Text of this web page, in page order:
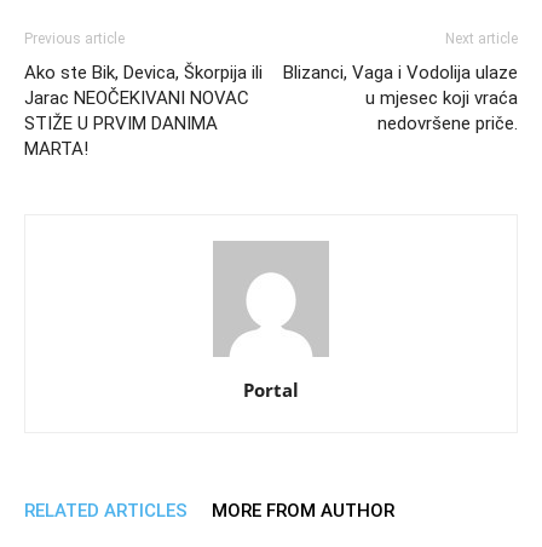
Previous article
Ako ste Bik, Devica, Škorpija ili
Jarac NEOČEKIVANI NOVAC
STIŽE U PRVIM DANIMA
MARTA!
Next article
Blizanci, Vaga i Vodolija ulaze
u mjesec koji vraća
nedovršene priče.
Portal
RELATED ARTICLES MORE FROM AUTHOR